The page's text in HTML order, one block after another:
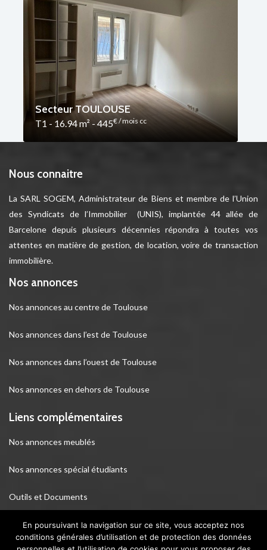
Secteur TOULOUSE
T1 - 16.94 m² - 445€ / mois cc
Nous connaitre
La SARL SOGEM, Administrateur de Biens et membre de l’Union
des Syndicats de l’Immobilier (UNIS), implantée 44 allée de
Barcelone depuis plusieurs décennies répondra à toutes vos
attentes en matière de gestion, de location, voire de transaction
immobilière.
Nos annonces
Nos annonces au centre de Toulouse
Nos annonces dans l’est de Toulouse
Nos annonces dans l’ouest de Toulouse
Nos annonces en dehors de Toulouse
Liens complémentaires
Nos annonces meublés
Nos annonces spécial étudiants
Outils et Documents
Webcam de Toulouse
En poursuivant la navigation sur ce site, vous acceptez nos
conditions générales d’utilisation et de protection des données